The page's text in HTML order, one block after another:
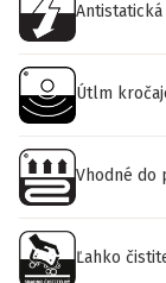
Útlm
Vhodné do
Ľahko